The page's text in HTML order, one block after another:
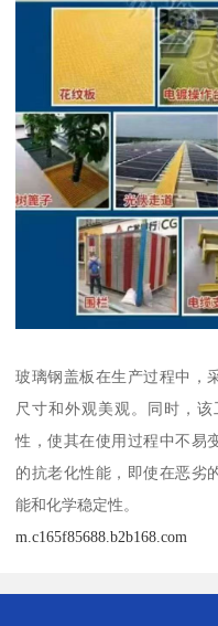
玻璃钢盖板在生产过程中，
尺寸和外观美观。同时，
性，使其在使用过程中不易
的抗老化性能，即使在恶劣
能和化学稳定性。
m.c165f85688.b2b168.com